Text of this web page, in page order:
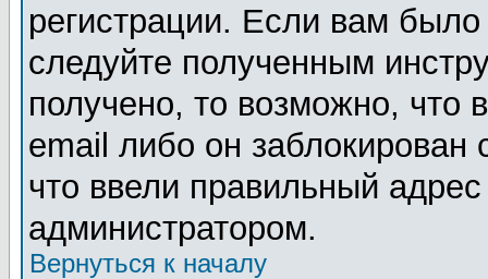
регистрации. Если вам
следуйте полученным
получено, то возможно, что
email либо он
что ввели правильный
администратором.
Вернуться к началу